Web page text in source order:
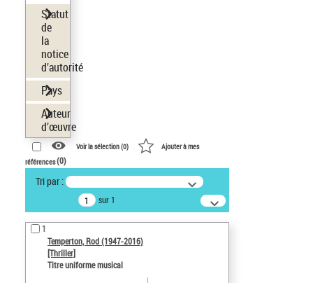
Statut
de
la
notice
d’autorité
Pays
Auteur
d’œuvre
Voir la sélection (0)
Ajouter à mes
références(0)
Tri par :
sur 1
1
Temperton, Rod (1947-2016)
[Thriller]
Titre uniforme musical